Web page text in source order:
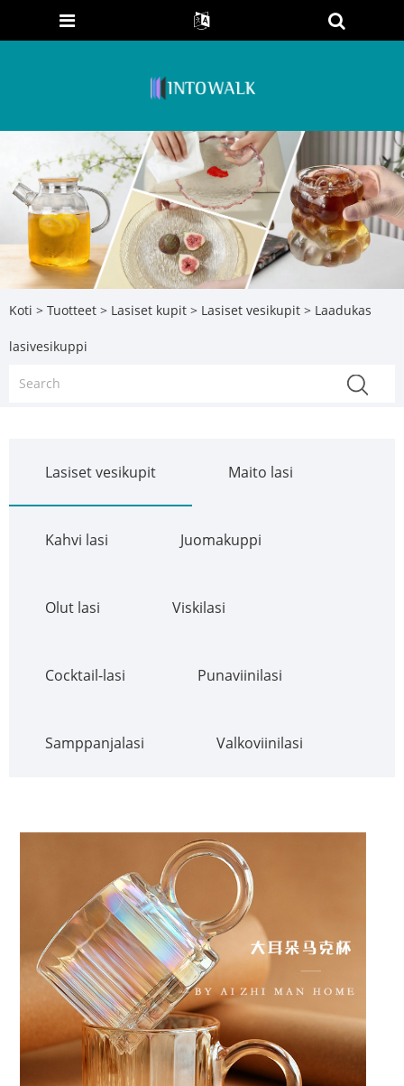
Koti > Tuotteet > Lasiset kupit > Lasiset vesikupit > Laadukas
lasivesikuppi
Lasiset vesikupit Maito lasi
Kahvi lasi Juomakuppi
Olut lasi Viskilasi
Cocktail-lasi Punaviinilasi
Samppanjalasi Valkoviinilasi